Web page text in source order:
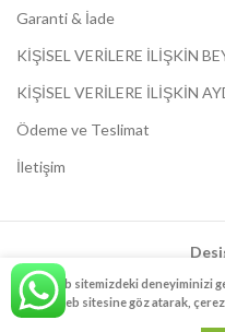
Garanti & İade
KİŞİSEL VERİLERE İLİŞKİN
KİŞİSEL VERİLERE İLİŞKİN
Ödeme ve Teslimat
İletişim
TOPRAK KOKULU KAHVEM 2020 -
Web sitemizdeki deneyiminizi
web sitesine göz atarak,